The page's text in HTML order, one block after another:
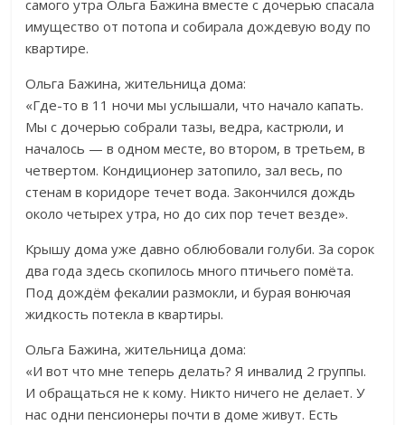
самого утра Ольга Бажина вместе с дочерью спасала
имущество от потопа и собирала дождевую воду по
квартире.
Ольга Бажина, жительница дома:
«Где-то в 11 ночи мы услышали, что начало капать.
Мы с дочерью собрали тазы, ведра, кастрюли, и
началось — в одном месте, во втором, в третьем, в
четвертом. Кондиционер затопило, зал весь, по
стенам в коридоре течет вода. Закончился дождь
около четырех утра, но до сих пор течет везде».
Крышу дома уже давно облюбовали голуби. За сорок
два года здесь скопилось много птичьего помёта.
Под дождём фекалии размокли, и бурая вонючая
жидкость потекла в квартиры.
Ольга Бажина, жительница дома:
«И вот что мне теперь делать? Я инвалид 2 группы.
И обращаться не к кому. Никто ничего не делает. У
нас одни пенсионеры почти в доме живут. Есть